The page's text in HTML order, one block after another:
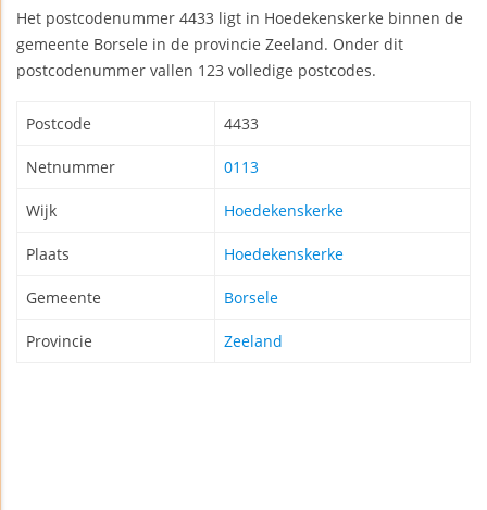
Het postcodenummer 4433 ligt in Hoedekenskerke binnen de
gemeente Borsele in de provincie Zeeland. Onder dit
postcodenummer vallen 123 volledige postcodes.
Postcode 4433
Netnummer 0113
Wijk Hoedekenskerke
Plaats Hoedekenskerke
Gemeente Borsele
Provincie Zeeland